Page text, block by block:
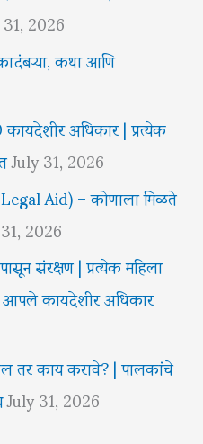
2026
कथा आणि
अधिकार | प्रत्येक
July 31, 2026
Aid) – कोणाला मिळते
2026
संरक्षण | प्रत्येक महिला
आपले कायदेशीर अधिकार
तर काय करावे? | पालकांचे
July 31, 2026